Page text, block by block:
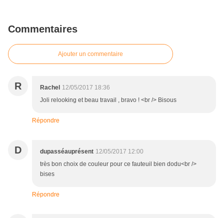
Commentaires
Ajouter un commentaire
R Rachel 12/05/2017 18:36
Joli relooking et beau travail , bravo ! <br /> Bisous
Répondre
D dupasséauprésent 12/05/2017 12:00
très bon choix de couleur pour ce fauteuil bien dodu<br />
bises
Répondre